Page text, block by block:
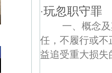
·玩忽职守罪
一、概念及
任，不履行或不
益追受重大损失